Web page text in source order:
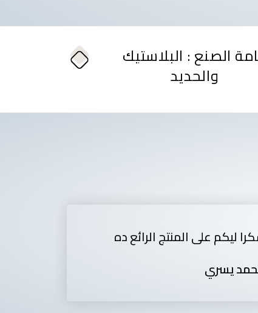
الصنع : البلاستيك
والحديد
ليكم على المنتج الرائع ده
يسري